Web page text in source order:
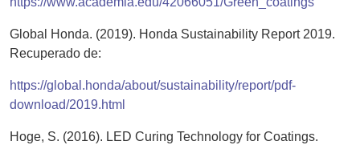
Global Honda. (2019). Honda Sustainability Report 2019.
Recuperado de:
https://global.honda/about/sustainability/report/pdf-
download/2019.html
Hoge, S. (2016). LED Curing Technology for Coatings.